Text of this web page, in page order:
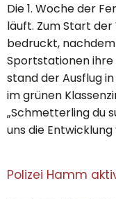
Die 1. Woche der
läuft. Zum Start
bedruckt,
Sportstationen
stand der Ausflug
im grünen
„Schmetterling du
uns die
Polizei Hamm